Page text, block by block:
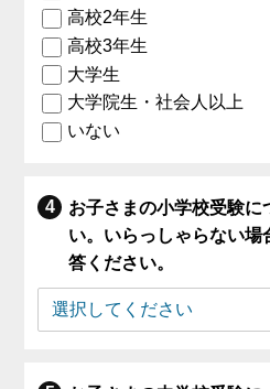
高校2年生
高校3年生
大学生
大学院生・社会人以上
いない
お子さまの小学校受験に
い。いらっしゃらない場
答ください。